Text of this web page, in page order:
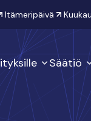
Itämeripäivä
Säätiö